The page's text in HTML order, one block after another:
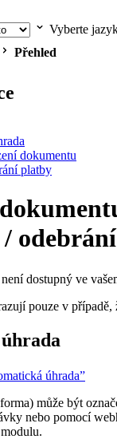
Vyberte
Přehled
dokumentu
platby
/
dostupný ve
pouze v případě,
úhrada”
může být
nebo pomocí